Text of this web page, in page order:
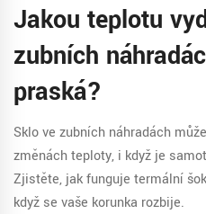
Jakou teplotu
zubních
praská?
Sklo ve zubních náhradách
změnách teploty, i když je
Zjistěte, jak funguje termální
když se vaše korunka rozbije.